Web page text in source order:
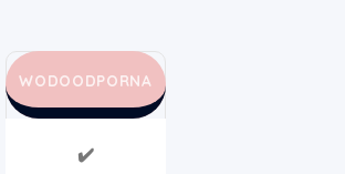
WODOODPORNA
✔️